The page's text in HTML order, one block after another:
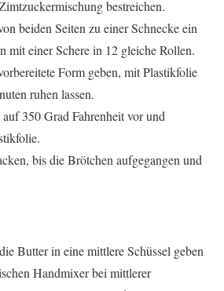
bestreichen.
beiden Seiten zu einer Schnecke ein
mit einer Schere in 12 gleiche Rollen.
Form geben, mit Plastikfolie
ruhen lassen.
350 Grad Fahrenheit vor und
bis die Brötchen aufgegangen und
Butter in eine mittlere Schüssel geben
Handmixer bei mittlerer